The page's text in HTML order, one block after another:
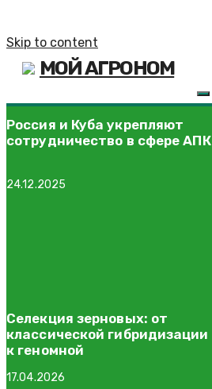
Skip to content
МОЙ АГРОНОМ
Россия и Куба укрепляют
сотрудничество в сфере АПК
24.12.2025
Селекция зерновых: от
классической гибридизации
к геномной
17.04.2026